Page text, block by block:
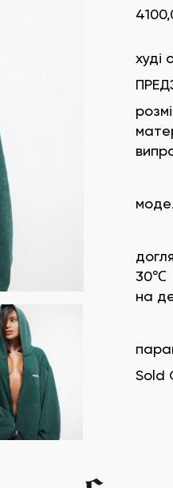
худі
30℃
на
Sold